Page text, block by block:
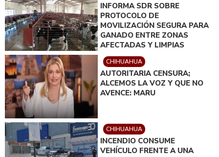
INFORMA SDR SOBRE
PROTOCOLO DE
MOVILIZACIÓN SEGURA PARA
GANADO ENTRE ZONAS
AFECTADAS Y LIMPIAS
CHIHUAHUA
AUTORITARIA CENSURA;
ALCEMOS LA VOZ Y QUE NO
AVENCE: MARU
CHIHUAHUA
INCENDIO CONSUME
VEHÍCULO FRENTE A UNA